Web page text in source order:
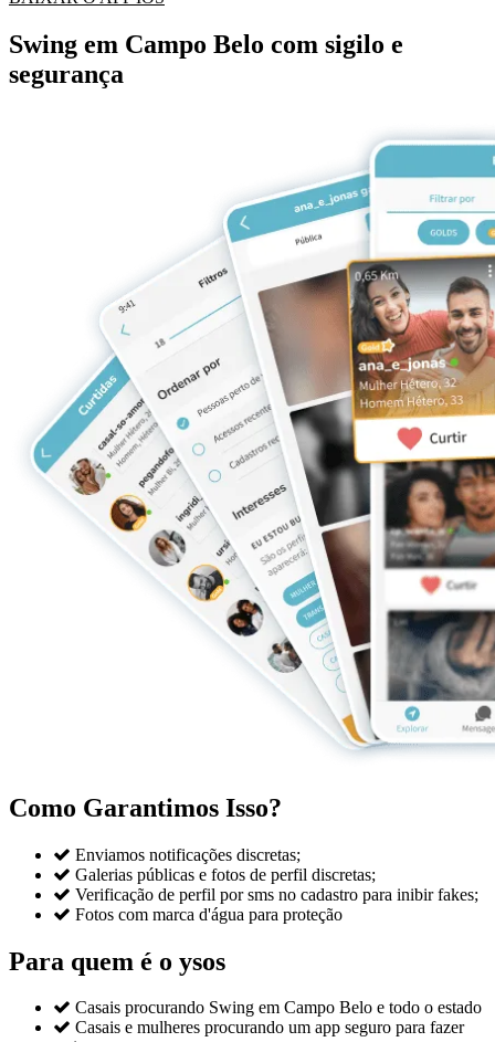
Swing em Campo Belo com sigilo e
segurança
Como Garantimos Isso?
 Enviamos notificações discretas;
 Galerias públicas e fotos de perfil discretas;
 Verificação de perfil por sms no cadastro para inibir fakes;
 Fotos com marca d'água para proteção
Para quem é o ysos
 Casais procurando Swing em Campo Belo e todo o estado
 Casais e mulheres procurando um app seguro para fazer